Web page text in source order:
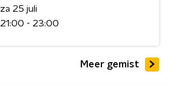
za 25 juli
21:00 - 23:00
Meer gemist